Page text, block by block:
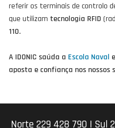
referir os terminais de controlo
que utilizam tecnologia RFID
110.
A IDONIC saúda a Escola Naval
aposta e confiança nos nossos
Norte 229 428 790 | Sul